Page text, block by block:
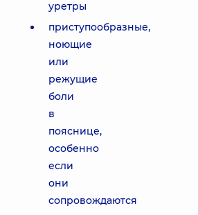
уретры
приступообразные,
ноющие
или
режущие
боли
в
пояснице,
особенно
если
они
сопровождаются